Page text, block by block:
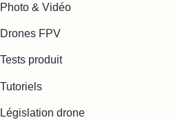
Photo & Vidéo
Drones FPV
Tests produit
Tutoriels
Législation drone